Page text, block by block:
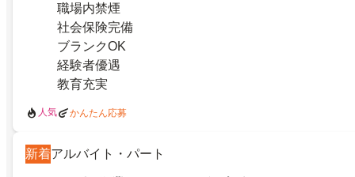
職場内禁煙
社会保険完備
ブランクOK
経験者優遇
教育充実
人気 かんたん応募
新着アルバイト・パート